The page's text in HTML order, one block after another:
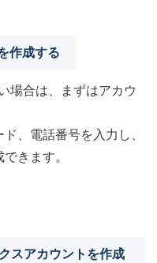
作成する
場合は、まずはアカウ
、電話番号を入力し、
きます。
スアカウントを作成